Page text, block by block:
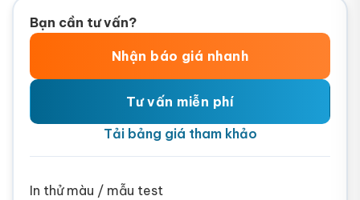
Bạn cần tư vấn?
Nhận báo giá nhanh
Tư vấn miễn phí
Tải bảng giá tham khảo
In thử màu / mẫu test